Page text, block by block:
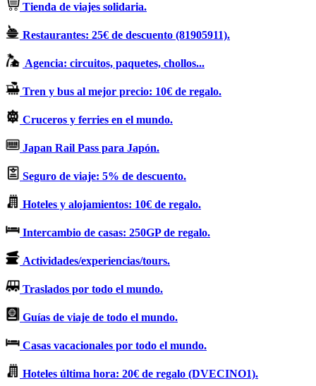
Tienda de viajes solidaria.
Restaurantes: 25€ de descuento (81905911).
Agencia: circuitos, paquetes, chollos...
Tren y bus al mejor precio: 10€ de regalo.
Cruceros y ferries en el mundo.
Japan Rail Pass para Japón.
Seguro de viaje: 5% de descuento.
Hoteles y alojamientos: 10€ de regalo.
Intercambio de casas: 250GP de regalo.
Actividades/experiencias/tours.
Traslados por todo el mundo.
Guías de viaje de todo el mundo.
Casas vacacionales por todo el mundo.
Hoteles última hora: 20€ de regalo (DVECINO1).